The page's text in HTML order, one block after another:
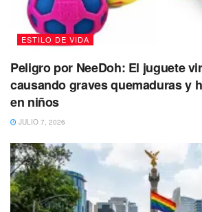
ESTILO DE VIDA
Peligro por NeeDoh: El juguete
causando graves quemaduras y
en niños
JULIO 7, 2026